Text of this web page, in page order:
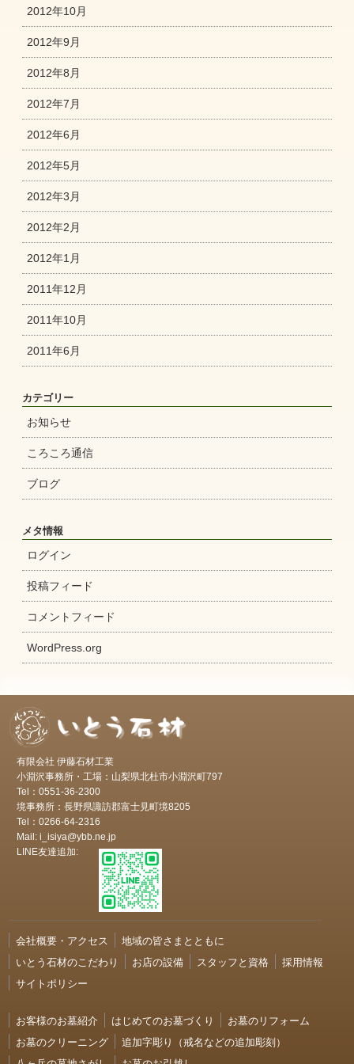
2012年10月
2012年9月
2012年8月
2012年7月
2012年6月
2012年5月
2012年3月
2012年2月
2012年1月
2011年12月
2011年10月
2011年6月
カテゴリー
お知らせ
ころころ通信
ブログ
メタ情報
ログイン
投稿フィード
コメントフィード
WordPress.org
有限会社 伊藤石材工業
小淵沢事務所・工場：山梨県北杜市小淵沢町797
Tel：0551-36-2300
境事務所：長野県諏訪郡富士見町境8205
Tel：0266-64-2316
Mail: i_isiya@ybb.ne.jp
LINE友達追加:
会社概要・アクセス
地域の皆さまとともに
いとう石材のこだわり
お店の設備 スタッフと資格
採用情報
サイトポリシー
お客様のお墓紹介 はじめてのお墓づくり
お墓のリフォーム
お墓のクリーニング
追加字彫り（戒名などの追加彫刻）